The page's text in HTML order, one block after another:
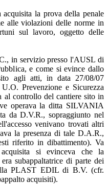
la prova della penale
alle violazioni delle norme in
sul lavoro, oggetto delle
in servizio presso l'AUSL di
e come si evince dallo
agli atti, in data 27/08/07
Prevenzione e Sicurezza
controllo del cantiere sito in
operava la ditta SILVANIA
da D.V.R., sopraggiunto nel
venivano trovati altri
la presenza di tale D.A.R.,
riferito in dibattimento). Va
si evinceva che la
subappaltatrice di parte dei
PLAST EDIL di B.V. (cfr.
acquisiti).